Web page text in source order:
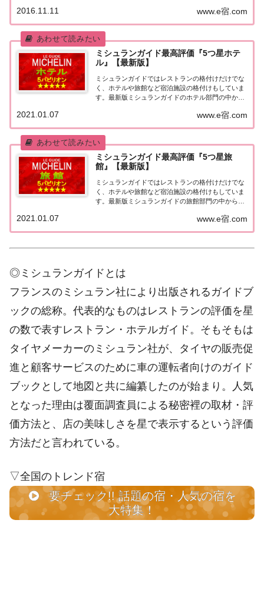
本版としては、2007年11月20日に「ミシュランガイ
www.e宿.com
2016.11.11
ミシュランガイド最高評価『5つ星ホテ
ル』【最新版】
ミシュランガイドではレストランの格付けだけでな
く、ホテルや旅館など宿泊施設の格付けもしていま
す。最新版ミシュランガイドのホテル部門の中から
をまとめてみました♪ いずれのホテルも人気ランキ
の...
www.e宿.com
2021.01.07
ミシュランガイド最高評価『5つ星旅
館』【最新版】
ミシュランガイドではレストランの格付けだけでな
く、ホテルや旅館など宿泊施設の格付けもしていま
す。最新版ミシュランガイドの旅館部門の中から最
とめてみました♪ いずれも人気ランキングなどで常
www.e宿.com
2021.01.07
◎ミシュランガイドとは
フランスのミシュラン社により出版されるガイドブ
ックの総称。代表的なものはレストランの評価を星
の数で表すレストラン・ホテルガイド。そもそもは
タイヤメーカーのミシュラン社が、タイヤの販売促
進と顧客サービスのために車の運転者向けのガイド
ブックとして地図と共に編纂したのが始まり。人気
となった理由は覆面調査員による秘密裡の取材・評
価方法と、店の美味しさを星で表示するという評価
方法だと言われている。
▽全国のトレンド宿
要チェック!! 話題の宿・人気の宿を
大特集！